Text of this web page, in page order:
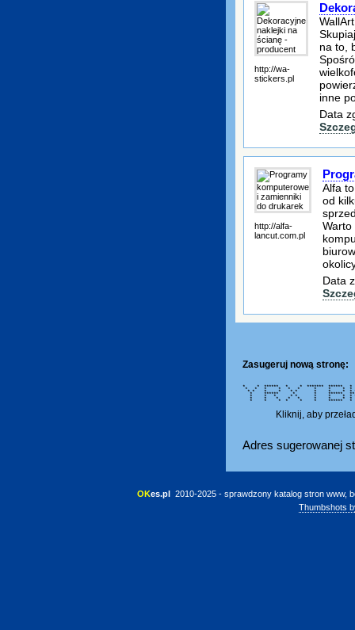
http://wa-
stickers.pl
na to,
inne
Data
http://alfa-
lancut.com.pl
Alfa
od
Warto
Data
Zasugeruj nową stronę:
* * ****** * * ******* ******
* * * * * * * * * *
* * * * * * * * *
* ****** * * ******
* * * * * * * * *
* * * * * * * *
* * * * * * ******
Kliknij, aby
Adres sugerowanej
OKes.pl
 2010-2025 - sprawdzony katalog stron www,
Thumbshots